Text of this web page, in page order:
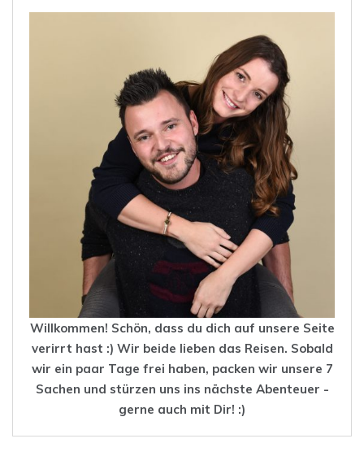
Willkommen! Schön, dass du dich auf unsere Seite
verirrt hast :) Wir beide lieben das Reisen. Sobald
wir ein paar Tage frei haben, packen wir unsere 7
Sachen und stürzen uns ins nächste Abenteuer -
gerne auch mit Dir! :)